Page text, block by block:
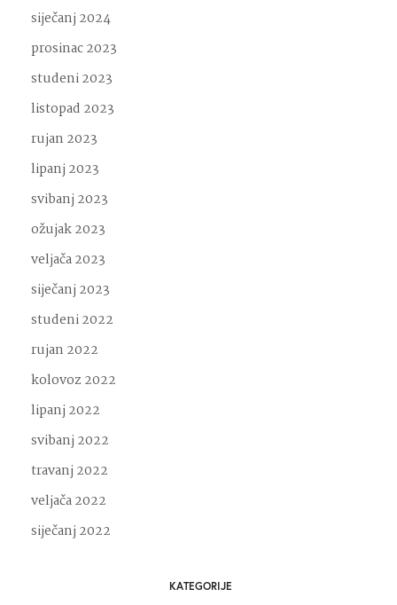
siječanj 2024
prosinac 2023
studeni 2023
listopad 2023
rujan 2023
lipanj 2023
svibanj 2023
ožujak 2023
veljača 2023
siječanj 2023
studeni 2022
rujan 2022
kolovoz 2022
lipanj 2022
svibanj 2022
travanj 2022
veljača 2022
siječanj 2022
KATEGORIJE